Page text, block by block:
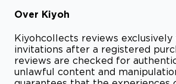
Over Kiyoh
Kiyohcollects reviews exclusively
invitations after a registered
reviews are checked for
unlawful content and